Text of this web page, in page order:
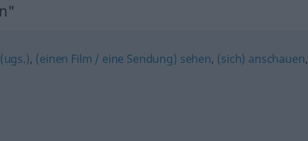
, (einen Film / eine Sendung) sehen, (sich) anschauen,